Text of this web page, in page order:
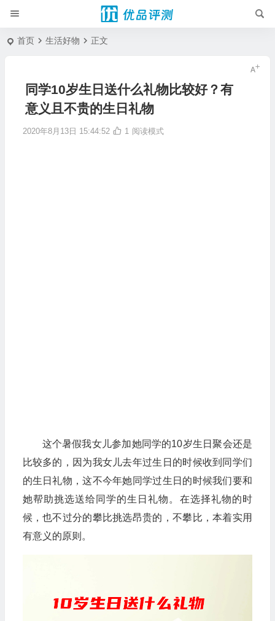
首页 生活好物 正文
同学10岁生日送什么礼物比较好？有
意义且不贵的生日礼物
2020年8月13日 15:44:52 1 阅读模式
这个暑假我女儿参加她同学的10岁生日聚会还是
比较多的，因为我女儿去年过生日的时候收到同学们
的生日礼物，这不今年她同学过生日的时候我们要和
她帮助挑选送给同学的生日礼物。在选择礼物的时
候，也不过分的攀比挑选昂贵的，不攀比，本着实用
有意义的原则。